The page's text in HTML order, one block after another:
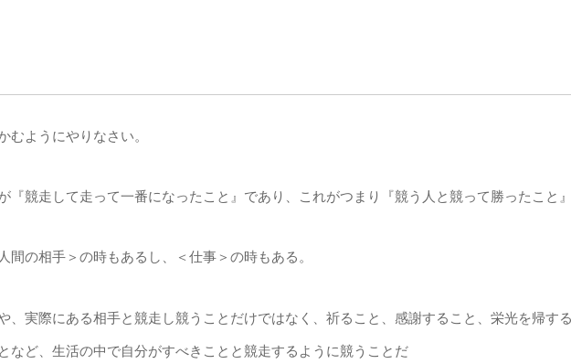
むようにやりなさい。
『競走して走って一番になったこと』であり、これがつまり『競う人と競って勝ったこと
間の相手＞の時もあるし、＜仕事＞の時もある。
、実際にある相手と競走し競うことだけではなく、祈ること、感謝すること、栄光を帰す
など、生活の中で自分がすべきことと競走するように競うことだ